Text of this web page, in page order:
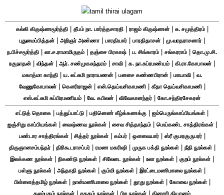
கல்கி கிருஷ்ணமூர்த்தி| தீபம் நா. பார்த்தசாரதி| ராஜம் கிருஷ்ணன்| சு. சமுத்திரம்|
புதுமைப்பித்தன்| அறிஞர் அண்ணா பாரதியார் பாரதிதாசன்| மு.வரதராசனார்
ந.பிச்சமூர்த்தி லா.ச.ராமாமிருதம் தஞ்சை பிரகாஷ் ப. சிங்காரம் சங்கரராம்
தொ.மு.சி.
ரகுநாதன்| விந்தன்| ஆர். சண்முகசுந்தரம் சாவி க. நா.சுப்ரமண்யம் கி.ரா.கோபாலன்|
மகாத்மா காந்தி ய. லட்சுமி நாராயணன்| பனசை கண்ணபிரான்| மாயாவி
வ.
வேணுகோபாலன்| கௌரிராஜன்| என்.தெய்வசிகாமணி| கீதா தெய்வசிகாமணி|
எஸ்.லட்சுமி சுப்பிரமணியம் வே. கபிலன்| விவேகானந்தர் கோ.சந்திரசேகரன்
எட்டுத் தொகை பத்துப்பாட்டு பதினெண் கீழ்க்கணக்கு ஐம்பெருங்காப்பியங்கள்
ஐஞ்சிறு காப்பியங்கள்| வைஷ்ணவ நூல்கள்| சைவ சித்தாந்தம்| மெய்கண்ட சாத்திரங்கள்|
பண்டார சாத்திரங்கள்| சித்தர் நூல்கள்| கம்பர்| ஔவையார்| ஸ்ரீ குமரகுருபரர்|
திருஞானசம்பந்தர்| திரிகூடராசப்பர்| ரமண மகரிஷி| முருக பக்தி நூல்கள்| நீதி நூல்கள்|
இலக்கண நூல்கள் நிகண்டு நூல்கள் சிலேடை நூல்கள் உலா நூல்கள் குறம் நூல்கள்
பள்ளு நூல்கள் அந்தாதி நூல்கள் கும்மி நூல்கள் இரட்டைமணிமாலை நூல்கள்
பிள்ளைத்தமிழ் நூல்கள்| நான்மணிமாலை நூல்கள்| தூது நூல்கள்| கோவை நூல்கள்|
கலம்பகம் நூல்கள் சதகம் நூல்கள் பிற நூல்கள் தினசரி தியானம்